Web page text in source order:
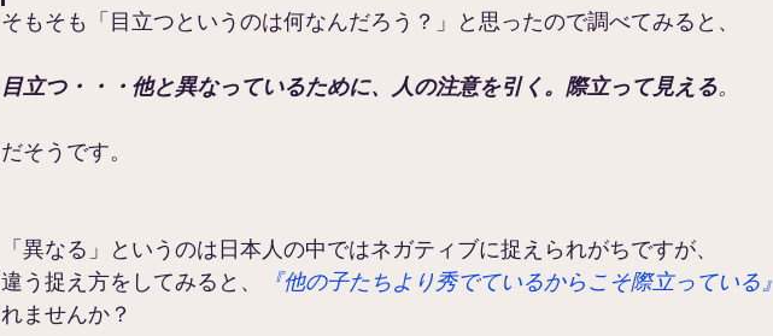
そもそも「目立つというのは何なんだろう？」と思ったので調べてみると、
目立つ・・・他と異なっているために、人の注意を引く。際立って見える。
だそうです。
「異なる」というのは日本人の中ではネガティブに捉えられがちですが、
違う捉え方をしてみると、
『他の子たちより秀でているからこそ際立っている』
れませんか？